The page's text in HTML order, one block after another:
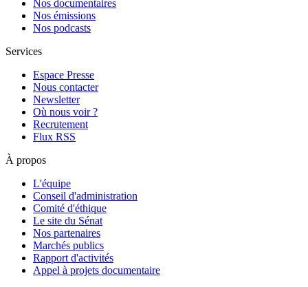
Nos documentaires
Nos émissions
Nos podcasts
Services
Espace Presse
Nous contacter
Newsletter
Où nous voir ?
Recrutement
Flux RSS
À propos
L'équipe
Conseil d'administration
Comité d'éthique
Le site du Sénat
Nos partenaires
Marchés publics
Rapport d'activités
Appel à projets documentaire